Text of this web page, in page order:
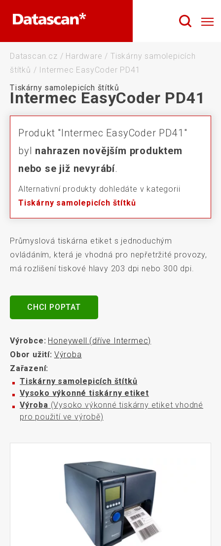
Datascan.cz / Hardware / Tiskárny samolepicích
štítků / Intermec EasyCoder PD41
Tiskárny samolepicích štítků
Intermec EasyCoder PD41
Produkt "Intermec EasyCoder PD41"
byl nahrazen novějším produktem
nebo se již nevyrábí.
Alternativní produkty dohledáte v kategorii
Tiskárny samolepicích štítků
Průmyslová tiskárna etiket s jednoduchým
ovládáním, která je vhodná pro nepřetržité provozy,
má rozlišení tiskové hlavy 203 dpi nebo 300 dpi.
CHCI POPTAT
Výrobce: Honeywell (dříve Intermec)
Obor užití: Výroba
Zařazení:
Tiskárny samolepicích štítků
Vysoko výkonné tiskárny etiket
Výroba (Vysoko výkonné tiskárny etiket vhodné
pro použití ve výrobě)